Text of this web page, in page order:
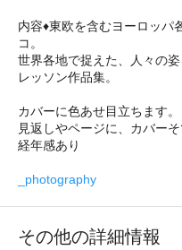
内容♦東欧を含むヨーロッパ
コ。
世界各地で捉えた、人々の
レッソン作品集。
カバーに色あせ目立ちます。
見返しやページに、カバー
経年感あり
_photography
その他の詳細情報